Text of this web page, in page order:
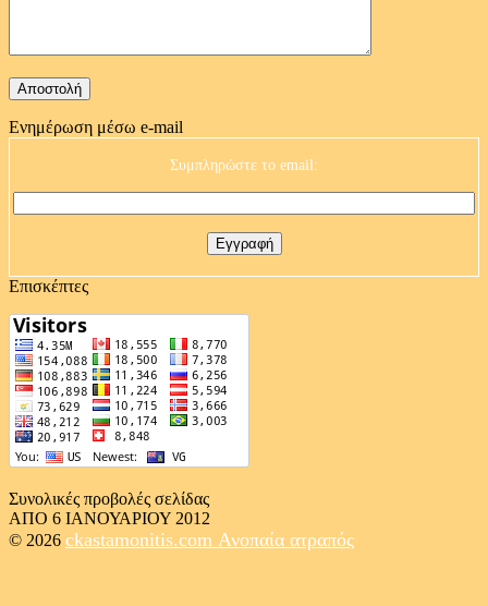
Ενημέρωση μέσω e-mail
Συμπληρώστε το email:
Επισκέπτες
Συνολικές προβολές σελίδας
ΑΠΟ 6 ΙΑΝΟΥΑΡΙΟΥ 2012
© 2026 ckastamonitis.com Ανοπαία ατραπός